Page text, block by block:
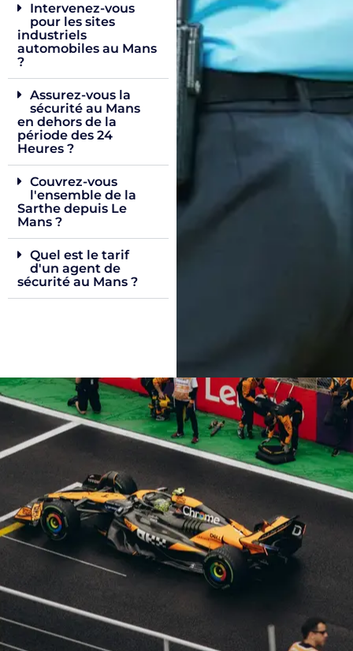
Intervenez-vous
pour les sites
industriels
automobiles au Mans
?
Assurez-vous la
sécurité au Mans
en dehors de la
période des 24
Heures ?
Couvrez-vous
l'ensemble de la
Sarthe depuis Le
Mans ?
Quel est le tarif
d'un agent de
sécurité au Mans ?